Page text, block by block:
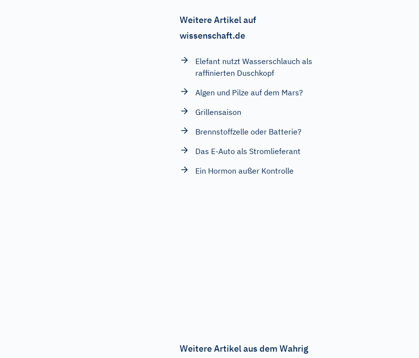
Weitere Artikel auf
wissenschaft.de
Elefant nutzt Wasserschlauch als
raffinierten Duschkopf
Algen und Pilze auf dem Mars?
Grillensaison
Brennstoffzelle oder Batterie?
Das E-Auto als Stromlieferant
Ein Hormon außer Kontrolle
Weitere Artikel aus dem Wahrig